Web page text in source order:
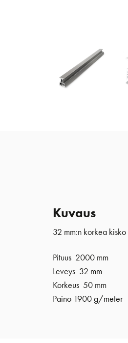
Kuvaus
32 mm:n korkea
Pituus 2000 mm
Leveys 32 mm
Korkeus 50 mm
Paino 1900 g/meter